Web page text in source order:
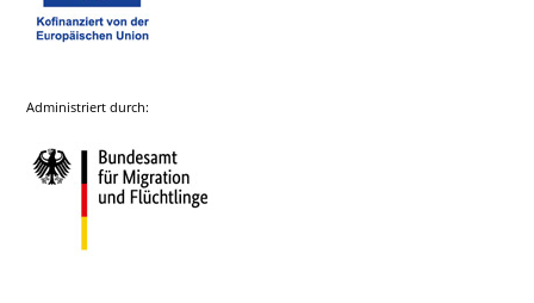
Administriert durch: